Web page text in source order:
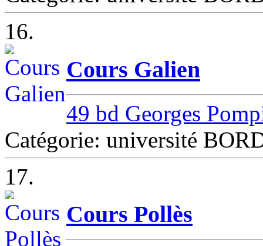
16.
Cours Galien
49 bd Georges
Catégorie: université
17.
Cours Pollès